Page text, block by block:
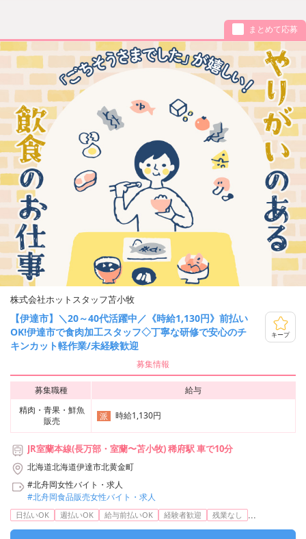
まとめて応募
株式会社ホットスタッフ苫小牧
【伊達市】＼20～40代活躍中／《時給1,130円》前払い
OK!伊達市で食肉加工スタッフ◇丁寧な研修で安心のチ
キンカット軽作業/未経験歓迎
キープ
募集情報
募集職種
給与
精肉・青果・鮮魚
販売
派 時給1,130円
JR室蘭本線(長万部・室蘭〜苫小牧) 稀府駅 車で10分
北海道北海道伊達市北黄金町
#北舟岡女性バイト・求人
#北舟岡食品販売女性バイト・求人
日払いOK 週払いOK 給与前払いOK 経験者歓迎 残業なし ...